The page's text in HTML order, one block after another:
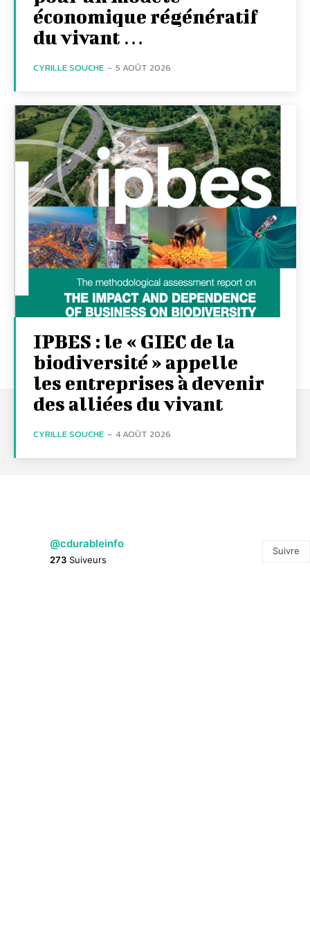
économique régénératif
du vivant …
CYRILLE SOUCHE - 5 AOÛT 2026
IPBES : le « GIEC de la
biodiversité » appelle
les entreprises à devenir
des alliées du vivant
CYRILLE SOUCHE - 4 AOÛT 2026
@cdurableinfo
273 Suiveurs
Suivre